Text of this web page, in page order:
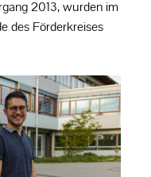
2013, wurden im
des Förderkreises